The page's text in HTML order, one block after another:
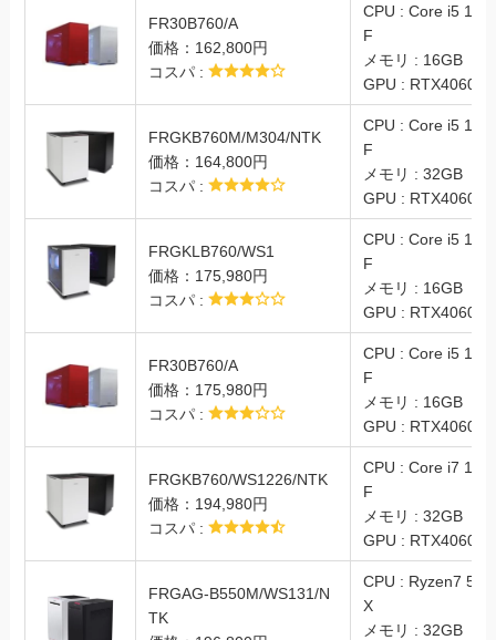
FR30B760/A
価格：162,800円
コスパ :
CPU : Core i5
F
メモリ : 16GB
GPU : RTX4060
FRGKB760M/M304/NTK
価格：164,800円
コスパ :
CPU : Core i5
F
メモリ : 32GB
GPU : RTX4060Ti
FRGKLB760/WS1
価格：175,980円
コスパ :
CPU : Core i5
F
メモリ : 16GB
GPU : RTX4060Ti
FR30B760/A
価格：175,980円
コスパ :
CPU : Core i5
F
メモリ : 16GB
GPU : RTX4060Ti
FRGKB760/WS1226/NTK
価格：194,980円
コスパ :
CPU : Core i7
F
メモリ : 32GB
GPU : RTX4060Ti
FRGAG-B550M/WS131/N
TK
CPU : Ryzen7
X
メモリ : 32GB